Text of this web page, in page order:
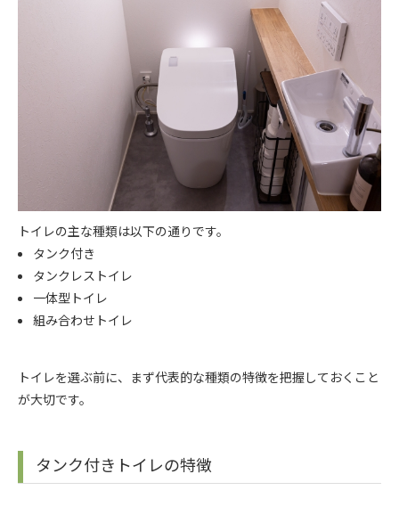
トイレの主な種類は以下の通りです。
タンク付き
タンクレストイレ
一体型トイレ
組み合わせトイレ
トイレを選ぶ前に、まず代表的な種類の特徴を把握しておくこと
が大切です。
タンク付きトイレの特徴